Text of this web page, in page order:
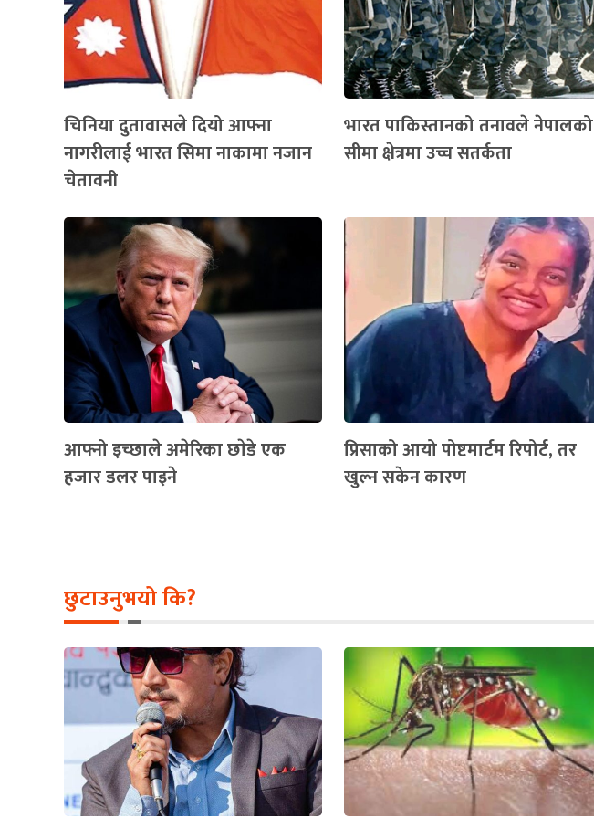
चिनिया दुतावासले दियो आफ्ना
नागरीलाई भारत सिमा नाकामा नजान
चेतावनी
भारत पाकिस्तानको तनावले नेपालको
सीमा क्षेत्रमा उच्च सतर्कता
आफ्नो इच्छाले अमेरिका छाेडे एक
हजार डलर पाइने
प्रिसाको आयो पोष्टमार्टम रिपोर्ट, तर
खुल्न सकेन कारण
छुटाउनुभयो कि?